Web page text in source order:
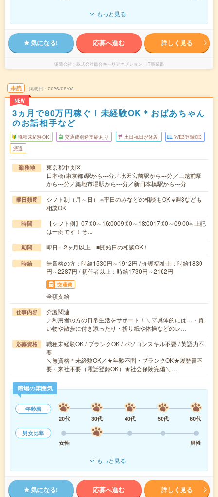
もっと見る
気になる! 応募へ進む 詳しく見る
派遣会社 株式会社綜合キャリアオプション IT事業部
未読
NEW
掲載日 2026/08/08
3ヵ月で80万円稼ぐ！未経験OK＊おばあちゃん
のお話相手など
職種未経験OK 交通費別途支給あり 土日祝日が休み WEB登録OK
派遣
勤務地
東京都中央区
日本橋(東京都)駅から---分／水天宮前駅から---分／三越前駅
から---分／築地市場駅から---分／新日本橋駅から---分
曜日頻度
シフト制（月～日） ※平日のみなどの相談もOK ※週3なども
相談OK
時間
【シフト例】07:00～16:0009:00～18:0017:00～09:00※ 上記
は一例です！そ…
期間 即日～2ヶ月以上 ■開始日の相談OK！
時給
無資格の方：時給1530円～1912円 / 介護福祉士：時給1830
円～2287円 / 初任者以上：時給1730円～2162円
交通費
全額支給
仕事内容
介護関連
／利用者の方の日常生活をサポート！＼▽具体的には…・買
い物や散歩に付き添ったり・折り紙や体操などのレ…
応募資格
職種未経験OK / ブランクOK / パソコンスキル不要 / 英語力不
要
＼無資格＊未経験OK／★年齢不問・ブランクOK★履歴書不
要・来社不要（電話登録OK）★社会保険完備＼…
職場の雰囲気
年齢層
20代
30代 40代 50代
60代
男女比率
女性
男性
もっと見る
気になる! 応募へ進む 詳しく見る